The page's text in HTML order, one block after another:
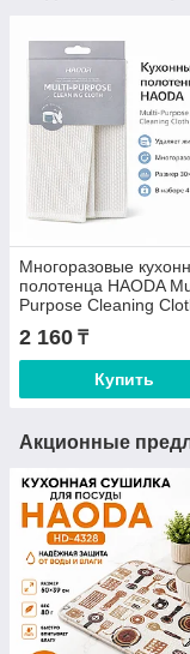
Многоразовые
полотенца HAODA
Purpose Cleaning
HD-4400
2 160 ₸
Купить
Акционные